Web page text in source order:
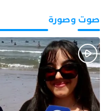
صوت وصورة